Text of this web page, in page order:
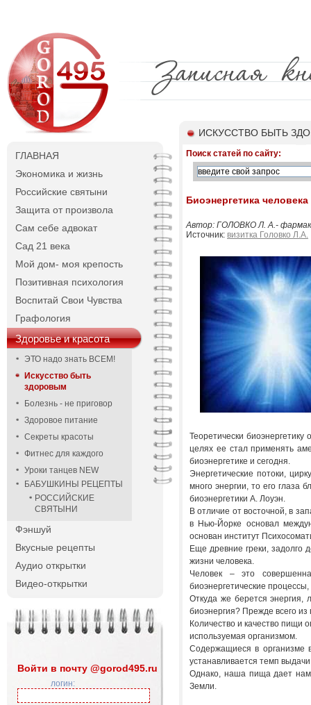
ГЛАВНАЯ
Экономика и жизнь
Российские святыни
Защита от произвола
Сам себе адвокат
Сад 21 века
Мой дом- моя крепость
Позитивная психология
Воспитай Свои Чувства
Графология
Здоровье и красота
ЭТО надо знать ВСЕМ!
Искусство быть
здоровым
Болезнь - не приговор
Здоровое питание
Секреты красоты
Фитнес для каждого
Уроки танцев NEW
БАБУШКИНЫ РЕЦЕПТЫ
РОССИЙСКИЕ
СВЯТЫНИ
Фэншуй
Вкусные рецепты
Аудио открытки
Видео-открытки
Войти в почту @gorod495.ru
логин:
ИСКУССТВО БЫТЬ
Поиск статей по сайту:
Биоэнергетика человека
Автор: ГОЛОВКО Л. А.-
Источник: визитка Головко Л.А.
Теоретически
целях ее стал применять
биоэнергетике и сегодня.
Энергетические потоки,
много энергии, то его глаза
биоэнергетики А. Лоуэн.
В отличие от восточной, в
в Нью-Йорке основал
основан институт
Еще древние греки, задолго
жизни человека.
Человек – это
биоэнергетические
Откуда же берется энергия,
биоэнергия? Прежде всего
Количество и качество пищи
используемая организмом.
Содержащиеся в организме
устанавливается темп
Однако, наша пища дает нам
Земли.